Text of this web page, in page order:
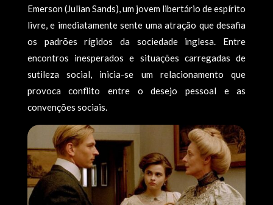
Emerson (Julian Sands), um jovem libertário de espírito
livre, e imediatamente sente uma atração que desafia
os padrões rígidos da sociedade inglesa. Entre
encontros inesperados e situações carregadas de
sutileza social, inicia-se um relacionamento que
provoca conflito entre o desejo pessoal e as
convenções sociais.